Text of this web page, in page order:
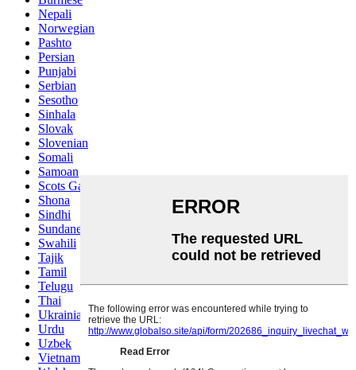
Nepali
Norwegian
Pashto
Persian
Punjabi
Serbian
Sesotho
Sinhala
Slovak
Slovenian
Somali
Samoan
Scots Gaelic
Shona
Sindhi
Sundanese
Swahili
Tajik
Tamil
Telugu
Thai
Ukrainian
Urdu
Uzbek
Vietnamese